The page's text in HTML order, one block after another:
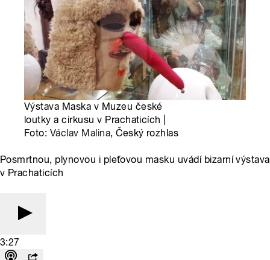
Výstava Maska v Muzeu české
loutky a cirkusu v Prachaticích |
Foto: Václav Malina, Český rozhlas
Posmrtnou, plynovou i pleťovou masku uvádí bizarní výstava
v Prachaticích
3:27